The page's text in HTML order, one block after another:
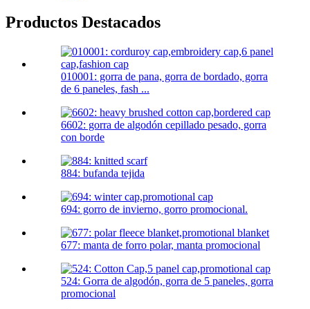
Productos Destacados
010001: gorra de pana, gorra de bordado, gorra
de 6 paneles, fash ...
6602: gorra de algodón cepillado pesado, gorra
con borde
884: bufanda tejida
694: gorro de invierno, gorro promocional.
677: manta de forro polar, manta promocional
524: Gorra de algodón, gorra de 5 paneles, gorra
promocional